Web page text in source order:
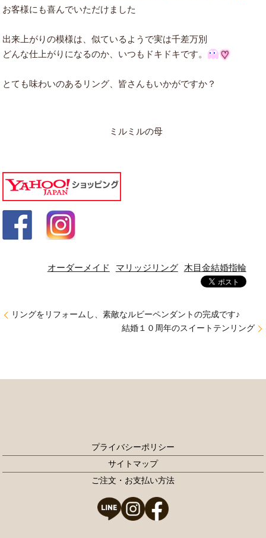
お客様にも喜んでいただけました
出来上がりの模様は、似ているようで実は千差万別
どんな仕上がりになるのか、いつもドキドキです。
とても味わいのあるリング、皆さんもいかがですか？
ミルミルの母
オーダーメイド マリッジリング 木目金結婚指輪
リングをリフォームし、素敵なルビーペンダントの完成です♪
結婚１０周年のスイートテンリング
プライバシーポリシー
サイトマップ
ご注文・お支払い方法